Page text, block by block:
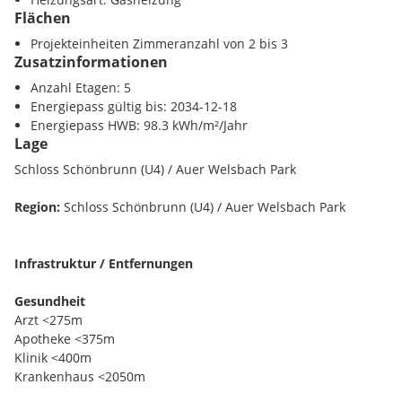
Bezirks wie den Schlossgärten, der Gloriette, aber auch der
Verkehrsanbindung, der Nähe zu vielfältigen
Einkaufsmöglichkeiten, wie auch auch
Locationswie dem
ums Eck entspannt leben.
PROJEKT
21 Altbauwohnungen mit 1-4 Zimmer
davon 11 unbefristet vermietete Anleger Wohnungen zu
Schnäppchenpreisen
HIGHLIGHTS
In2 Min. zu
sowie Auer Welsbach Park.
GroßteilsEchtholz Parkettböden
U4 Schönbrunn
Tolle und überdurchschnittliche
Flächen
Projekteinheiten Zimmeranzahl von 2 bis 3
Zusatzinformationen
Anzahl Etagen: 5
Energiepass gültig bis: 2034-12-18
Energiepass HWB: 98.3 kWh/m²/Jahr
Lage
Schloss Schönbrunn (U4) / Auer Welsbach Park
Region: Schloss Schönbrunn (U4) / Auer Welsbach Park
Infrastruktur / Entfernungen
Gesundheit
Arzt <275m
Apotheke <375m
Klinik <400m
Krankenhaus <2050m